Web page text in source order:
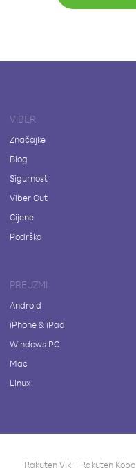
VIBER
Značajke
Blog
Sigurnost
Viber Out
Cijene
Podrška
PREUZMI
Android
iPhone & iPad
Windows PC
Mac
Linux
Rakuten Viki Rakuten Kobo